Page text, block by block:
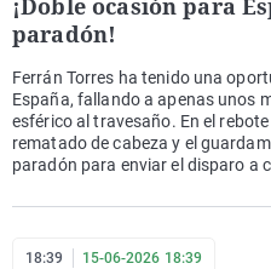
¡Doble ocasión para
paradón!
Ferrán Torres ha tenido una
España, fallando a apenas unos
esférico al travesaño. En el
rematado de cabeza y el
paradón para enviar el disparo a
18:39 15-06-2026 18:39